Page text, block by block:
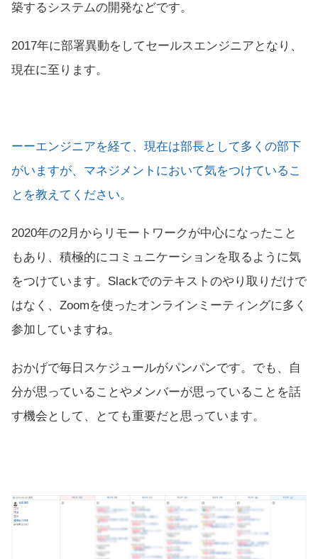
築するシステムの開発などです。
2017年に部署異動をしてセールスエンジニアとなり、
現在に至ります。
ーーエンジニアを経て、現在は部長として多くの部下
がいますが、マネジメントにおいて気をつけているこ
とを教えてください。
2020年の2月からリモートワークが中心になったこと
もあり、積極的にコミュニケーションを取るように気
をつけています。Slackでのテキストのやり取りだけで
はなく、Zoomを使ったオンラインミーティングに多く
参加していますね。
おかげで毎日スケジュールがパンパンです。でも、自
分が思っていることやメンバーが思っていることを話
す機会として、とても重要だと思っています。